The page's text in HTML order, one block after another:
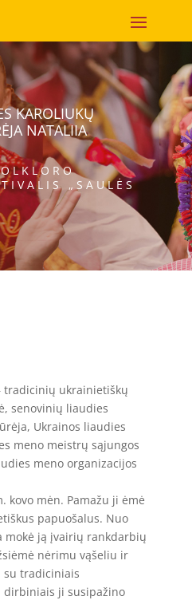
KAROLIUKŲ
NATALIIA
„SAULĖS
ukrainietiškų
senovinių liaudies
Ukrainos liaudies
meno meistrų sąjungos
meno organizacijos
mėn. Pamažu ji ėmė
papuošalus. Nuo
mokė ją įvairių rankdarbių
nėrimu vąšeliu ir
su tradiciniais
dirbiniais ji susipažino